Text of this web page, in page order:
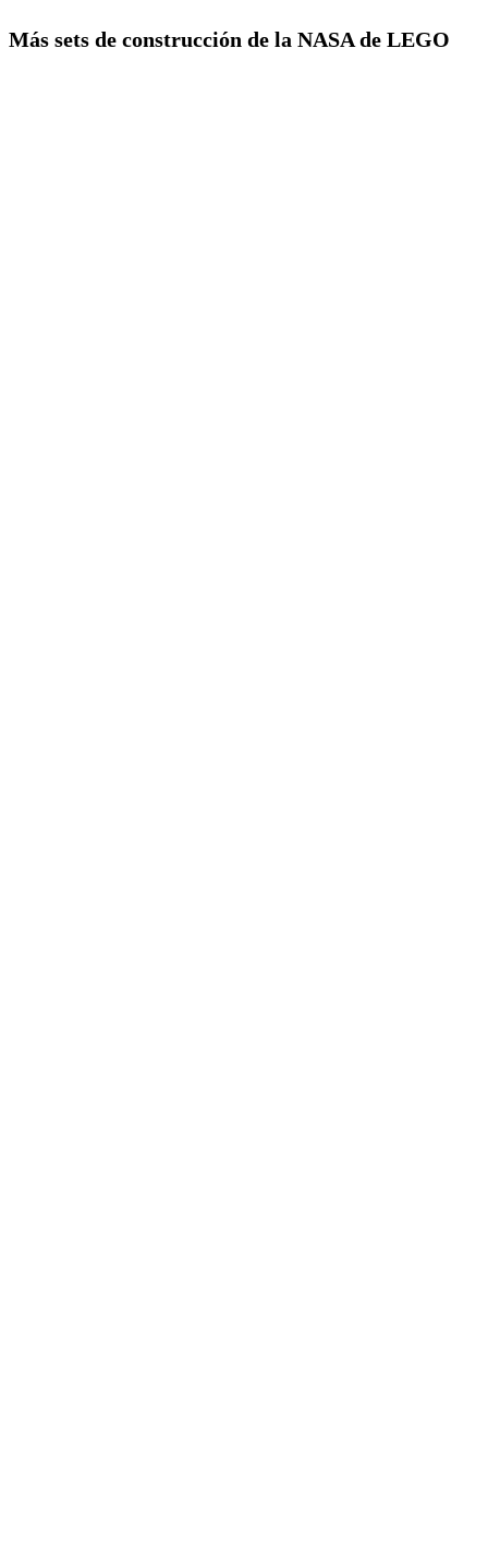
Más sets de construcción de la NASA de LEGO